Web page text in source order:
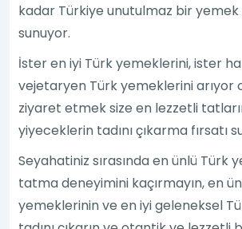
kadar Türkiye unutulmaz bir
sunuyor.
İster en iyi Türk yemeklerini, ister
vejetaryen Türk yemeklerini arıyor
ziyaret etmek size en lezzetli
yiyeceklerin tadını çıkarma fırsatı
Seyahatiniz sırasında en ünlü Türk
tatma deneyimini kaçırmayın, en
yemeklerinin ve en iyi geleneksel